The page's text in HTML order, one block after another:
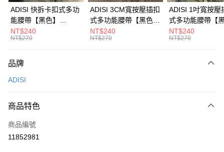
悠遊付
Google Pay
全盈+PAY
AFTEE先享後付
【關於「AFTEE先享後付」】
便利好安心！
１．簡單：不需註冊會員、不需綁卡、不需儲值。
２．便利：只要手機號碼，簡訊認證，即可結帳。
３．安心：先確認商品／服務後，再付款。
貨到付款
運送方式
ADISI 快拆卡扣式多功
能腰帶【黑色】
AS26038 / MIT台灣製
NT$240
NT$270
ADISI 3CM寬按壓插扣
式多功能腰帶【黑色】
AS26047 / MIT台灣製
NT$240
NT$270
ADISI 1吋寬按壓
式多功能腰帶【
AS26035 / MIT
NT$240
NT$270
品牌
ADISI
商品特色
商品編號
11852981